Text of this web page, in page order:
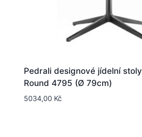
Pedrali designové jídelní
Round 4795 (Ø 79cm)
5034,00 Kč